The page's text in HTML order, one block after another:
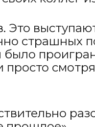
страшных
было